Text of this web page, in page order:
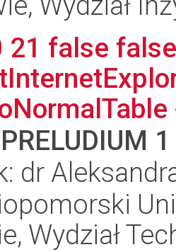
21 false
PRELUDIUM 1
dr
Wydział